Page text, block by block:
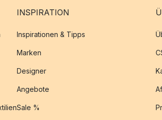
INSPIRATION
Inspirationen & Tipps
Marken
Designer
Angebote
Sale %